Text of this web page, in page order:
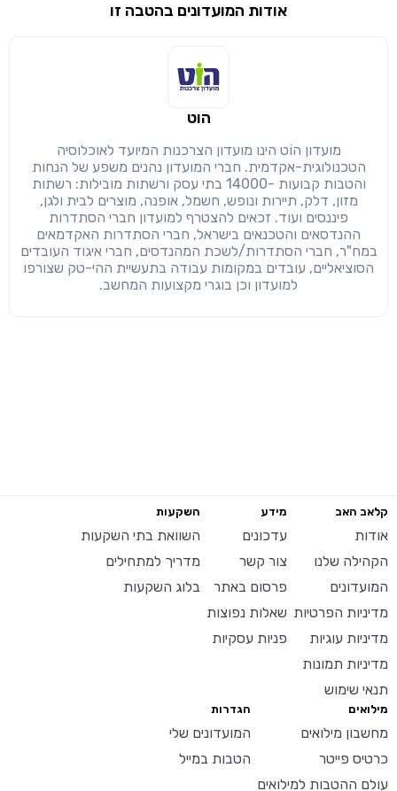
שיתוף
שימו לב!
מימוש הטבה זו ניתן רק לחברי
הבנתי, המשך לאתר
אודות המועדונים בהטבה זו
הוט
מועדון הוֹט הינו מועדון הצרכנות המיועד לאוכלוסיה
הטכנולוגית-אקדמית. חברי המועדון נהנים משפע של הנחות
והטבות קבועות -14000 בתי עסק ורשתות מובילות: רשתות
מזון, דלק, תיירות ונופש, חשמל, אופנה, מוצרים לבית ולגן,
פיננסים ועוד. זכאים להצטרף למועדון חברי הסתדרות
ההנדסאים והטכנאים בישראל, חברי הסתדרות האקדמאים
במח"ר, חברי הסתדרות/לשכת המהנדסים, חברי איגוד העובדים
הסוציאליים, עובדים במקומות עבודה בתעשיית ההי-טק שצורפו
למועדון וכן בוגרי מקצועות המחשב.
קלאב האב
אודות
הקהילה שלנו
המועדונים
מדיניות הפרטיות
מדיניות עוגיות
מדיניות תמונות
תנאי שימוש
מידע
עדכונים
צור קשר
פרסום באתר
שאלות נפוצות
פניות עסקיות
השקעות
השוואת בתי השקעות
מדריך למתחילים
בלוג השקעות
מילואים
מחשבון מילואים
כרטיס פייטר
עולם ההטבות למילואים
הגדרות
המועדונים שלי
הטבות במייל